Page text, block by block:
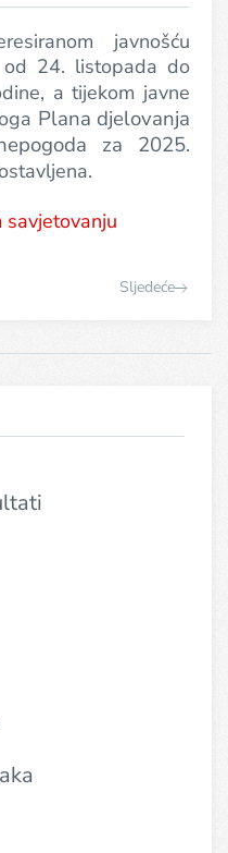
javnošću
24. listopada do
, a tijekom javne
Plana djelovanja
za 2025.
savjetovanju
Sljedeće